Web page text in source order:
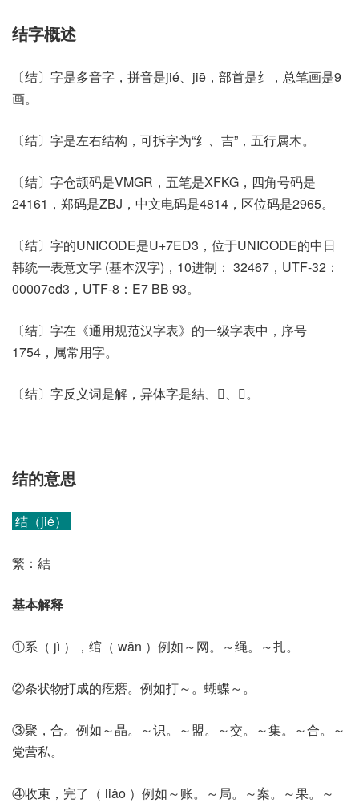
结字概述
〔结〕字是多音字，拼音是jié、jiē，部首是纟，总笔画是9
画。
〔结〕字是左右结构，可拆字为“纟、吉”，五行属木。
〔结〕字仓颉码是VMGR，五笔是XFKG，四角号码是
24161，郑码是ZBJ，中文电码是4814，区位码是2965。
〔结〕字的UNICODE是U+7ED3，位于UNICODE的中日
韩统一表意文字 (基本汉字)，10进制： 32467，UTF-32：
00007ed3，UTF-8：E7 BB 93。
〔结〕字在《通用规范汉字表》的一级字表中，序号
1754，属常用字。
〔结〕字反义词是解，异体字是結、𢢂、𥾫。
结的意思
结（jié）
繁：結
基本解释
①系（ jì ），绾（ wǎn ）例如～网。～绳。～扎。
②条状物打成的疙瘩。例如打～。蝴蝶～。
③聚，合。例如～晶。～识。～盟。～交。～集。～合。～
党营私。
④收束，完了（ liǎo ）例如～账。～局。～案。～果。～